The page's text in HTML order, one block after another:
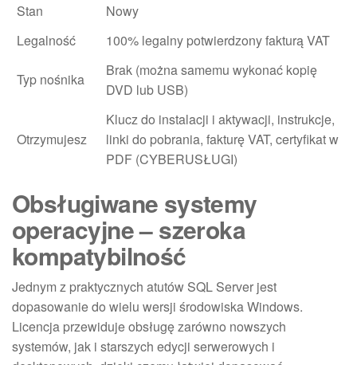
Stan
Nowy
Legalność
100% legalny potwierdzony fakturą VAT
Typ nośnika
Brak (można samemu wykonać kopię
DVD lub USB)
Otrzymujesz
Klucz do instalacji i aktywacji, instrukcje,
linki do pobrania, fakturę VAT, certyfikat w
PDF (CYBERUSŁUGI)
Obsługiwane systemy
operacyjne – szeroka
kompatybilność
Jednym z praktycznych atutów SQL Server jest
dopasowanie do wielu wersji środowiska Windows.
Licencja przewiduje obsługę zarówno nowszych
systemów, jak i starszych edycji serwerowych i